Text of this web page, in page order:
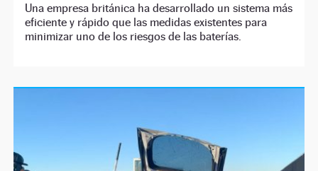
Una empresa británica ha desarrollado un sistema más
eficiente y rápido que las medidas existentes para
minimizar uno de los riesgos de las baterías.